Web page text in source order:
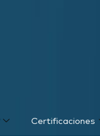
Certificaciones